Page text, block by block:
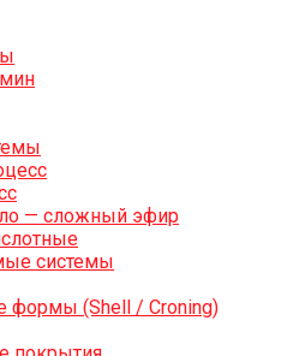
— сложный эфир
системы
формы (Shell / Croning)